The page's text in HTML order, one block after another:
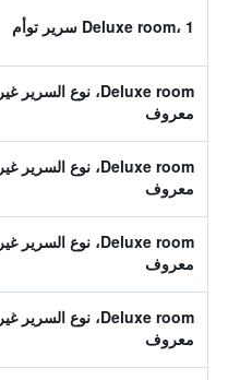
Deluxe room، 1 سرير توأم
Deluxe room، نوع السرير غير
معروف
Deluxe room، نوع السرير غير
معروف
Deluxe room، نوع السرير غير
معروف
Deluxe room، نوع السرير غير
معروف